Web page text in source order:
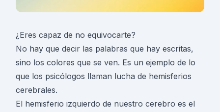
¿Eres capaz de no equivocarte?
No hay que decir las palabras que hay escritas,
sino los colores que se ven. Es un ejemplo de lo
que los psicólogos llaman lucha de hemisferios
cerebrales.
El hemisferio izquierdo de nuestro cerebro es el